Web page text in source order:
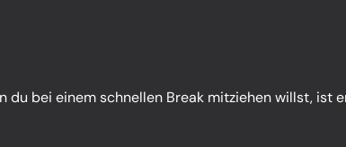
bei einem schnellen Break mitziehen willst, ist